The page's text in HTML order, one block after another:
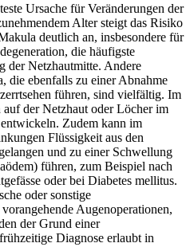
Ursache für Veränderungen der
Alter steigt das Risiko
deutlich an, insbesondere für
die häufigste
der Netzhautmitte. Andere
die ebenfalls zu einer Abnahme
führen, sind vielfältig. Im
der Netzhaut oder Löcher im
Zudem kann im
Flüssigkeit aus den
und zu einer Schwellung
führen, zum Beispiel nach
oder bei Diabetes mellitus.
oder sonstige
Augenoperationen,
der Grund einer
Diagnose erlaubt in